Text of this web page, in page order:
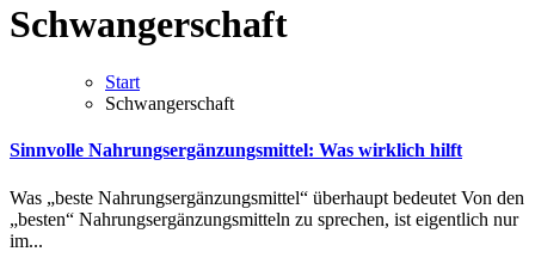
Schwangerschaft
Start
Schwangerschaft
Sinnvolle Nahrungsergänzungsmittel: Was wirklich hilft
Was︇ „‬bes︇te Nah︇rungsergänzungsmittel“ übe︇rhaupt bed︇eutet Von︇ den︇
„‬bes︇ten“ Nah︇rungsergänzungsmitteln zu spr︇echen, ist︇ eig︇entlich nur︇
im...